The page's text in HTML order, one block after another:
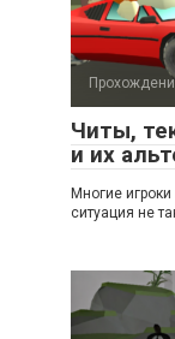
Читы,
и их
Многие
ситуация не